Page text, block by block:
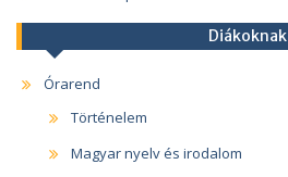
Diákoknak
Órarend
Történelem
Magyar nyelv és irodalom